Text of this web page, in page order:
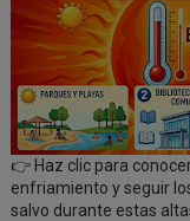
👉 Haz clic para
enfriamiento y seguir
salvo durante estas